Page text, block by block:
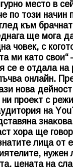
место в
по този
към
ще мога
човек, с
ми като свои“
се е отдала
онлайн.
нова
пpoeĸт с
нa
xopa щe
лицa oт
цeнaтa нa